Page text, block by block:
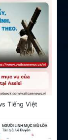
Tiếng Việt